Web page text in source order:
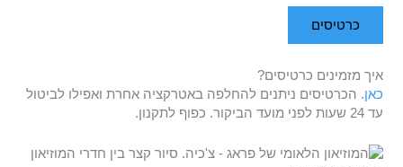
כרטיסים
איך מזמינים כרטיסים?
כאן. הכרטיסים ניתנים להחלפה באטרקציה אחרת ואפילו לביטול
עד 24 שעות לפני מועד הביקור. כפוף לתקנון.